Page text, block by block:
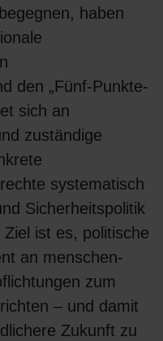
haben
den „Fünf-Punkte-
sich an
zuständige
systematisch
Sicherheitspolitik
ist es, politische
an menschen-
zum
– und damit
Zukunft zu